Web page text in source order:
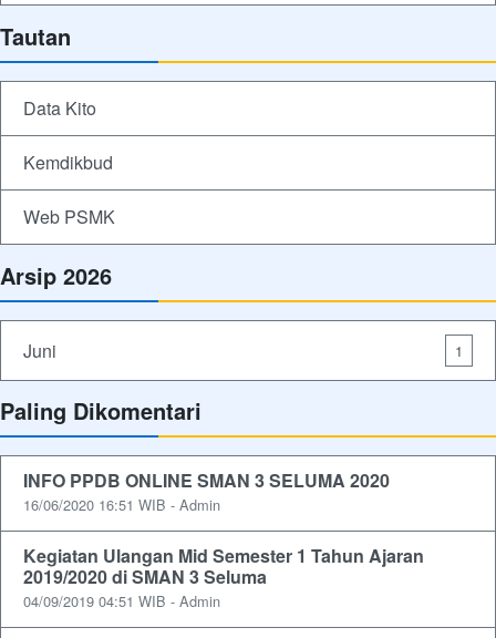
Tautan
Data Kito
Kemdikbud
Web PSMK
Arsip 2026
Juni 1
Paling Dikomentari
INFO PPDB ONLINE SMAN 3 SELUMA 2020
16/06/2020 16:51 WIB - Admin
Kegiatan Ulangan Mid Semester 1 Tahun Ajaran
2019/2020 di SMAN 3 Seluma
04/09/2019 04:51 WIB - Admin